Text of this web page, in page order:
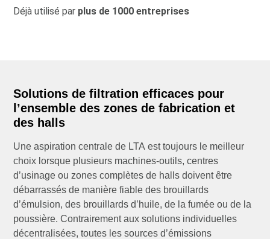
Déjà utilisé par plus de 1000 entreprises
Solutions de filtration efficaces pour
l’ensemble des zones de fabrication et
des halls
Une aspiration centrale de LTA est toujours le meilleur
choix lorsque plusieurs machines-outils, centres
d’usinage ou zones complètes de halls doivent être
débarrassés de manière fiable des brouillards
d’émulsion, des brouillards d’huile, de la fumée ou de la
poussière. Contrairement aux solutions individuelles
décentralisées, toutes les sources d’émissions